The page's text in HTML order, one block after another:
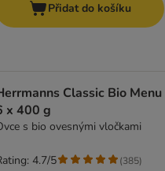
Přidat do košíku
Classic Bio Menu
x 400 g
s bio ovesnými vločkami
4.7/5 (385)